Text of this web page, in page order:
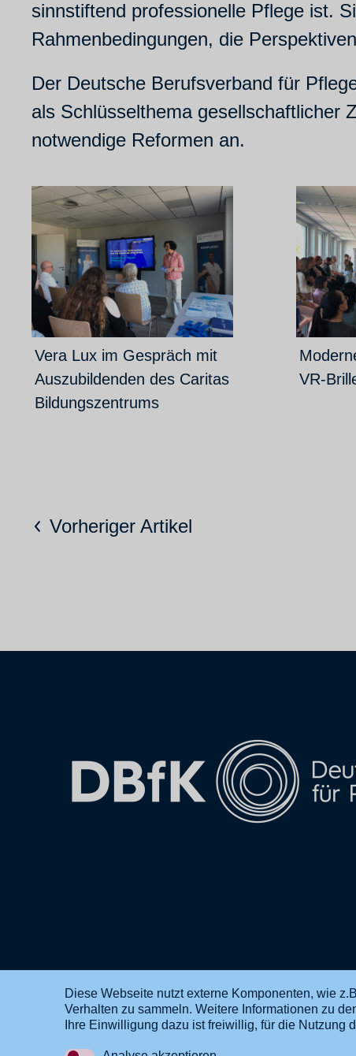
sinnstiftend professionelle Pflege ist.
Rahmenbedingungen, die
Der Deutsche Berufsverband für
als Schlüsselthema gesellschaftlicher
notwendige Reformen an.
Vera Lux im Gespräch mit
Auszubildenden des Caritas
Bildungszentrums
VR-
Vorheriger Artikel
EN
Diese Webseite nutzt externe Komponenten, wie
Verhalten zu sammeln. Weitere Informationen zu
Ihre Einwilligung dazu ist freiwillig, für die Nutzung